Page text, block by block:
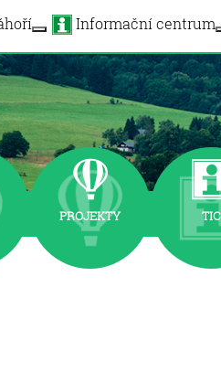
More about: Orlické Záhoří
Informační centrum
PROJEKTY TIC